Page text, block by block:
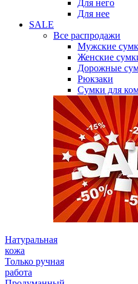
Для него
Для нее
SALE
Все распродажи
Мужские
Женские
Дорожные
Рюкзаки
Сумки для
Натуральная
кожа
Только ручная
работа